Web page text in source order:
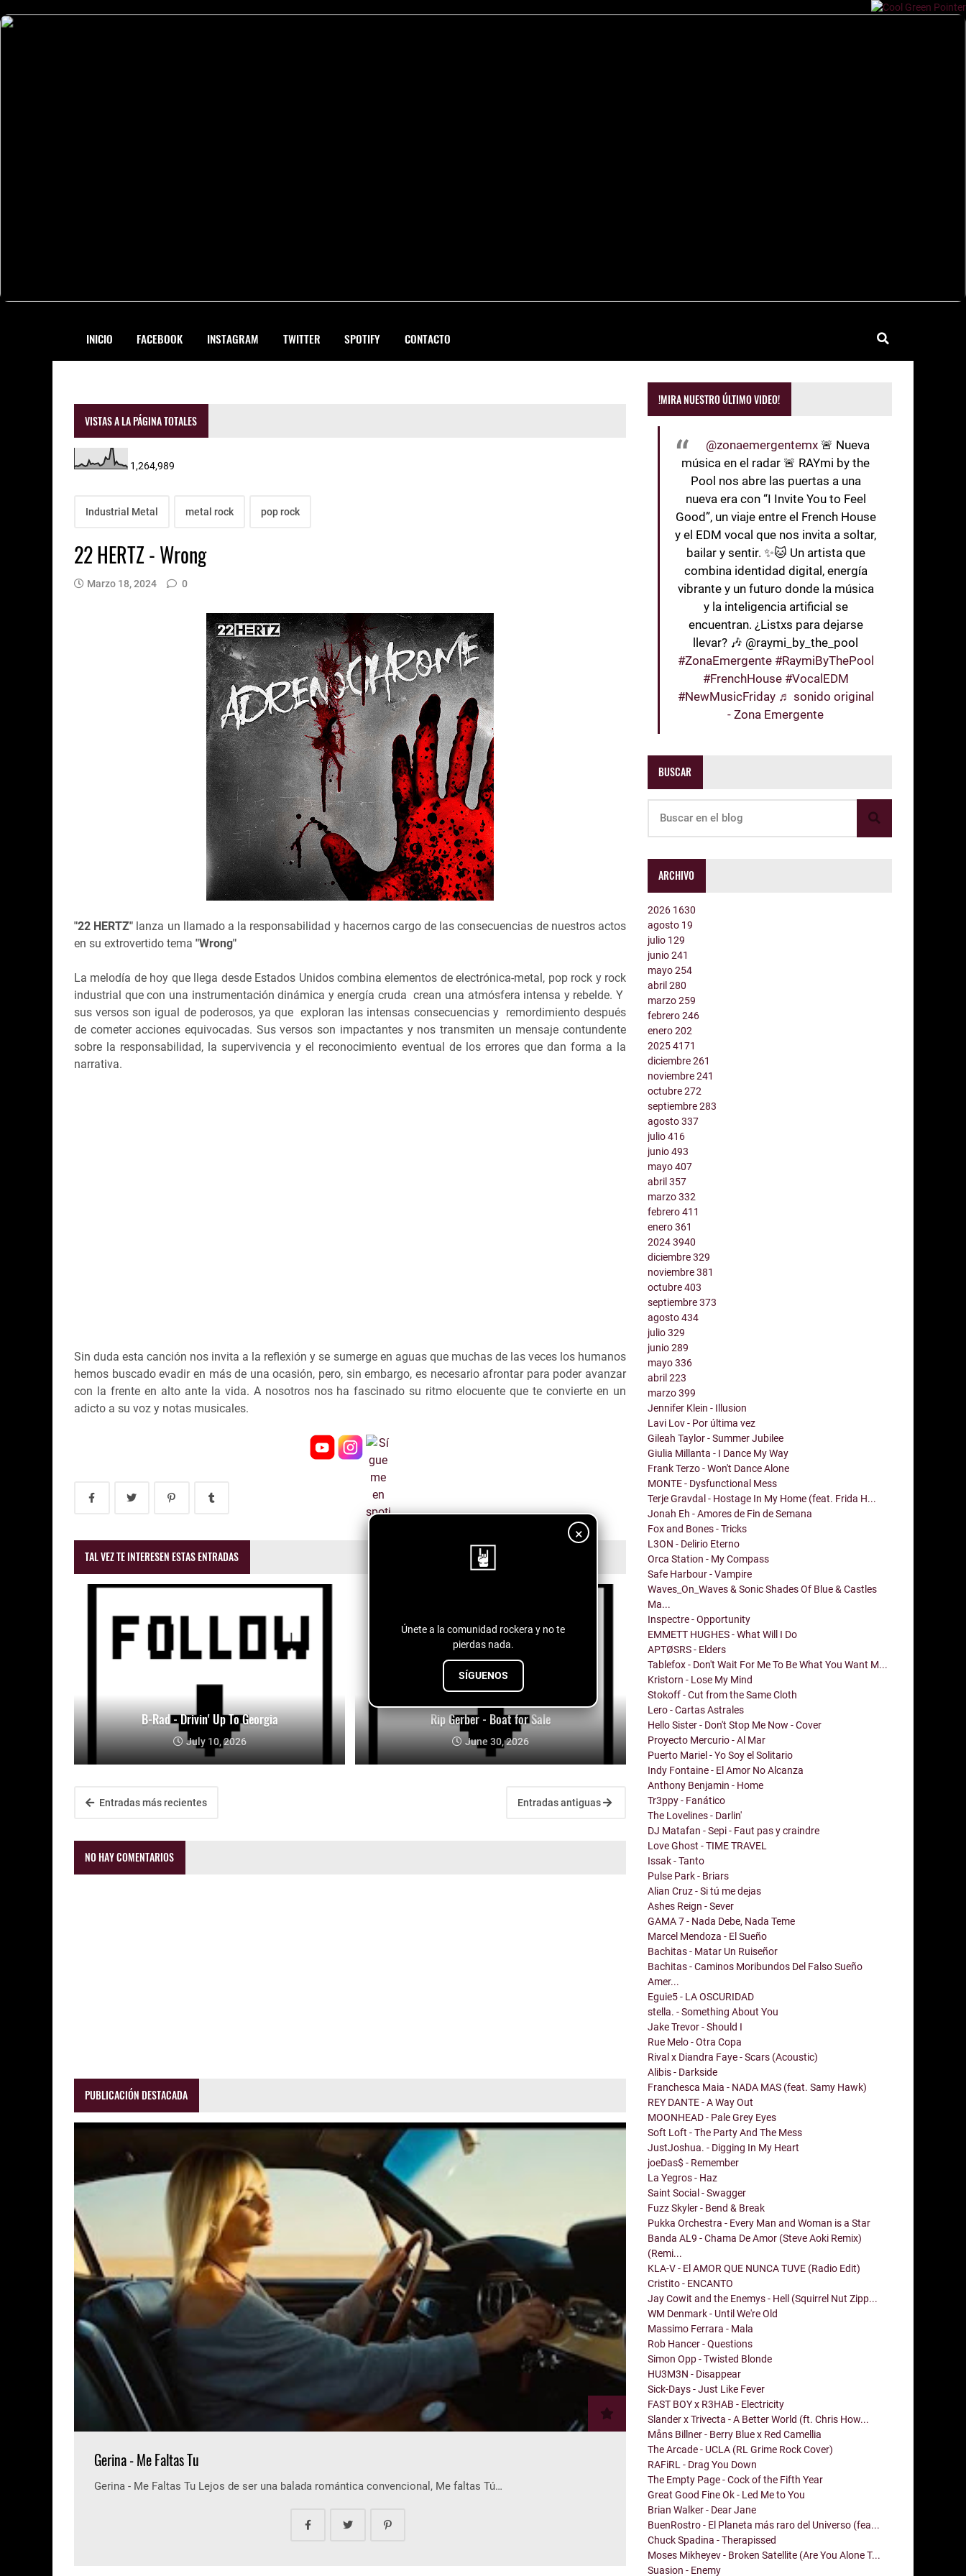
INICIO FACEBOOK INSTAGRAM TWITTER SPOTIFY CONTACTO
×
Únete a la comunidad rockera y no te
pierdas nada.
SÍGUENOS
VISTAS A LA PÁGINA TOTALES
1,264,989
Industrial Metal metal rock pop rock
22 HERTZ - Wrong
Marzo 18, 2024 0
"22 HERTZ" lanza un llamado a la responsabilidad y hacernos cargo de las consecuencias de nuestros actos
en su extrovertido tema "Wrong"
La melodía de hoy que llega desde Estados Unidos combina elementos de electrónica-metal, pop rock y rock
industrial que con una instrumentación dinámica y energía cruda crean una atmósfera intensa y rebelde. Y
sus versos son igual de poderosos, ya que exploran las intensas consecuencias y remordimiento después
de cometer acciones equivocadas. Sus versos son impactantes y nos transmiten un mensaje contundente
sobre la responsabilidad, la supervivencia y el reconocimiento eventual de los errores que dan forma a la
narrativa.
Sin duda esta canción nos invita a la reflexión y se sumerge en aguas que muchas de las veces los humanos
hemos buscado evadir en más de una ocasión, pero, sin embargo, es necesario afrontar para poder avanzar
con la frente en alto ante la vida. A nosotros nos ha fascinado su ritmo elocuente que te convierte en un
adicto a su voz y notas musicales.
TAL VEZ TE INTERESEN ESTAS ENTRADAS
B-Rad - Drivin' Up To Georgia
July 10, 2026
Rip Gerber - Boat for Sale
June 30, 2026
Entradas más recientes Entradas antiguas
NO HAY COMENTARIOS
PUBLICACIÓN DESTACADA
Gerina - Me Faltas Tu
Gerina - Me Faltas Tu Lejos de ser una balada romántica convencional, Me faltas Tú…
!MIRA NUESTRO ÚLTIMO VIDEO!
@zonaemergentemx 🚨 Nueva
música en el radar 🚨 RAYmi by the
Pool nos abre las puertas a una
nueva era con “I Invite You to Feel
Good”, un viaje entre el French House
y el EDM vocal que nos invita a soltar,
bailar y sentir. ✨🐱 Un artista que
combina identidad digital, energía
vibrante y un futuro donde la música
y la inteligencia artificial se
encuentran. ¿Listxs para dejarse
llevar? 🎶 @raymi_by_the_pool
#ZonaEmergente #RaymiByThePool
#FrenchHouse #VocalEDM
#NewMusicFriday ♬ sonido original
- Zona Emergente
BUSCAR
ARCHIVO
2026 1630
agosto 19
julio 129
junio241
mayo254
abril280
marzo259
febrero246
enero202
20254171
diciembre261
noviembre241
octubre272
septiembre283
agosto337
julio416
junio493
mayo407
abril357
marzo332
febrero411
enero361
20243940
diciembre329
noviembre381
octubre403
septiembre373
agosto434
julio329
junio289
mayo336
abril223
marzo399
Jennifer Klein - Illusion
Lavi Lov - Por última vez
Gileah Taylor - Summer Jubilee
Giulia Millanta - I Dance My Way
Frank Terzo - Won't Dance Alone
MONTE - Dysfunctional Mess
Terje Gravdal - Hostage In My Home (feat. Frida H...
Jonah Eh - Amores de Fin de Semana
Fox and Bones - Tricks
L3ON - Delirio Eterno
Orca Station - My Compass
Safe Harbour - Vampire
Waves_On_Waves & Sonic Shades Of Blue & Castles
Ma...
Inspectre - Opportunity
EMMETT HUGHES - What Will I Do
APTØSRS - Elders
Tablefox - Don't Wait For Me To Be What You Want M...
Kristorn - Lose My Mind
Stokoff - Cut from the Same Cloth
Lero - Cartas Astrales
Hello Sister - Don't Stop Me Now - Cover
Proyecto Mercurio - Al Mar
Puerto Mariel - Yo Soy el Solitario
Indy Fontaine - El Amor No Alcanza
Anthony Benjamin - Home
Tr3ppy - Fanático
The Lovelines - Darlin'
DJ Matafan - Sepi - Faut pas y craindre
Love Ghost - TIME TRAVEL
Issak - Tanto
Pulse Park - Briars
Alian Cruz - Si tú me dejas
Ashes Reign - Sever
GAMA 7 - Nada Debe, Nada Teme
Marcel Mendoza - El Sueño
Bachitas - Matar Un Ruiseñor
Bachitas - Caminos Moribundos Del Falso Sueño
Amer...
Eguie5 - LA OSCURIDAD
stella. - Something About You
Jake Trevor - Should I
Rue Melo - Otra Copa
Rival x Diandra Faye - Scars (Acoustic)
Alibis - Darkside
Franchesca Maia - NADA MAS (feat. Samy Hawk)
REY DANTE - A Way Out
MOONHEAD - Pale Grey Eyes
Soft Loft - The Party And The Mess
JustJoshua. - Digging In My Heart
joeDas$ - Remember
La Yegros - Haz
Saint Social - Swagger
Fuzz Skyler - Bend & Break
Pukka Orchestra - Every Man and Woman is a Star
Banda AL9 - Chama De Amor (Steve Aoki Remix)
(Remi...
KLA-V - El AMOR QUE NUNCA TUVE (Radio Edit)
Cristito - ENCANTO
Jay Cowit and the Enemys - Hell (Squirrel Nut Zipp...
WM Denmark - Until We're Old
Massimo Ferrara - Mala
Rob Hancer - Questions
Simon Opp - Twisted Blonde
HU3M3N - Disappear
Sick-Days - Just Like Fever
FAST BOY x R3HAB - Electricity
Slander x Trivecta - A Better World (ft. Chris How...
Måns Billner - Berry Blue x Red Camellia
The Arcade - UCLA (RL Grime Rock Cover)
RAFiRL - Drag You Down
The Empty Page - Cock of the Fifth Year
Great Good Fine Ok - Led Me to You
Brian Walker - Dear Jane
BuenRostro - El Planeta más raro del Universo (fea...
Chuck Spadina - Therapissed
Moses Mikheyev - Broken Satellite (Are You Alone T...
Suasion - Enemy